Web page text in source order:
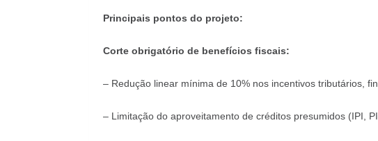
Principais pontos do projeto:
Corte obrigatório de benefícios fiscais:
– Redução linear mínima de 10% nos incentivos tributários,
– Limitação do aproveitamento de créditos presumidos (IPI,